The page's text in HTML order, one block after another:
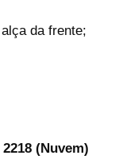
da frente;
(Nuvem)